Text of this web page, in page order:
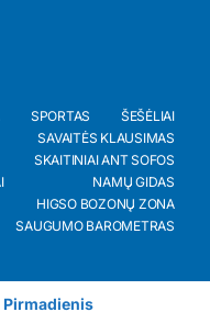
SPORTAS
ŠEŠĖLIAI
SAVAITĖS KLAUSIMAS
SKAITINIAI ANT SOFOS
NAMŲ GIDAS
HIGSO BOZONŲ ZONA
SAUGUMO BAROMETRAS
Pirmadienis